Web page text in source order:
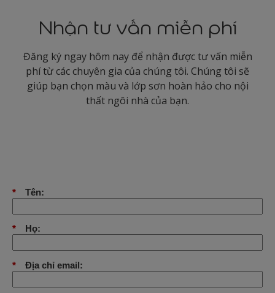
Nhận tư vấn miễn phí
Đăng ký ngay hôm nay để nhận được tư vấn miễn
phí từ các chuyên gia của chúng tôi. Chúng tôi sẽ
giúp bạn chọn màu và lớp sơn hoàn hảo cho nội
thất ngôi nhà của bạn.